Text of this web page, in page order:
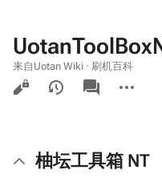
来自Uotan Wiki · 刷机百科
看
associated-
pages
柚坛工具箱 NT